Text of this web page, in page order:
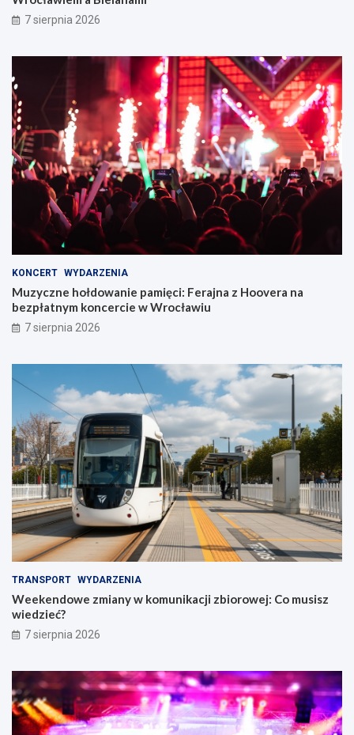
7 sierpnia 2026
KONCERT WYDARZENIA
Muzyczne hołdowanie pamięci: Ferajna z Hoovera na
bezpłatnym koncercie w Wrocławiu
7 sierpnia 2026
TRANSPORT WYDARZENIA
Weekendowe zmiany w komunikacji zbiorowej: Co musisz
wiedzieć?
7 sierpnia 2026